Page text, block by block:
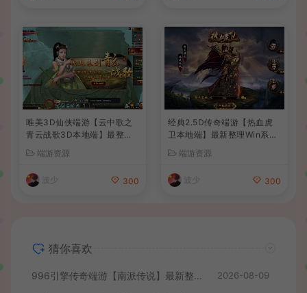
唯美3D仙侠端游【云中歌之
青云战歌3D本地端】最整理
M工具+详细搭建教程
端游资源
波少 300
经典2.5D传奇端游【热血虎
卫本地端】最新整理Win系服
程
端游资源
波少 300
猜你喜欢
996引擎传奇端游【南派传说】最新整理WIN系一键即玩单机端+PC客户端+详细搭建教程 2026-08-09